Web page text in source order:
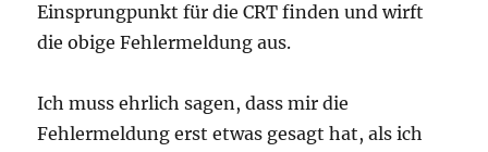
Einsprungpunkt für die CRT finden und wirft
die obige Fehlermeldung aus.
Ich muss ehrlich sagen, dass mir die
Fehlermeldung erst etwas gesagt hat, als ich